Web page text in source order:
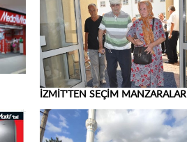
İZMİT'TEN SEÇİM MANZARALARI